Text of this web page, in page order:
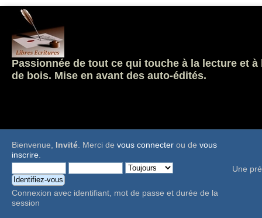
Passionnée de tout ce qui touche à la lecture et
de bois. Mise en avant des auto-édités.
Bienvenue, Invité. Merci de vous connecter ou de vous
inscrire.
Connexion avec identifiant, mot de passe et durée de la
session
Une